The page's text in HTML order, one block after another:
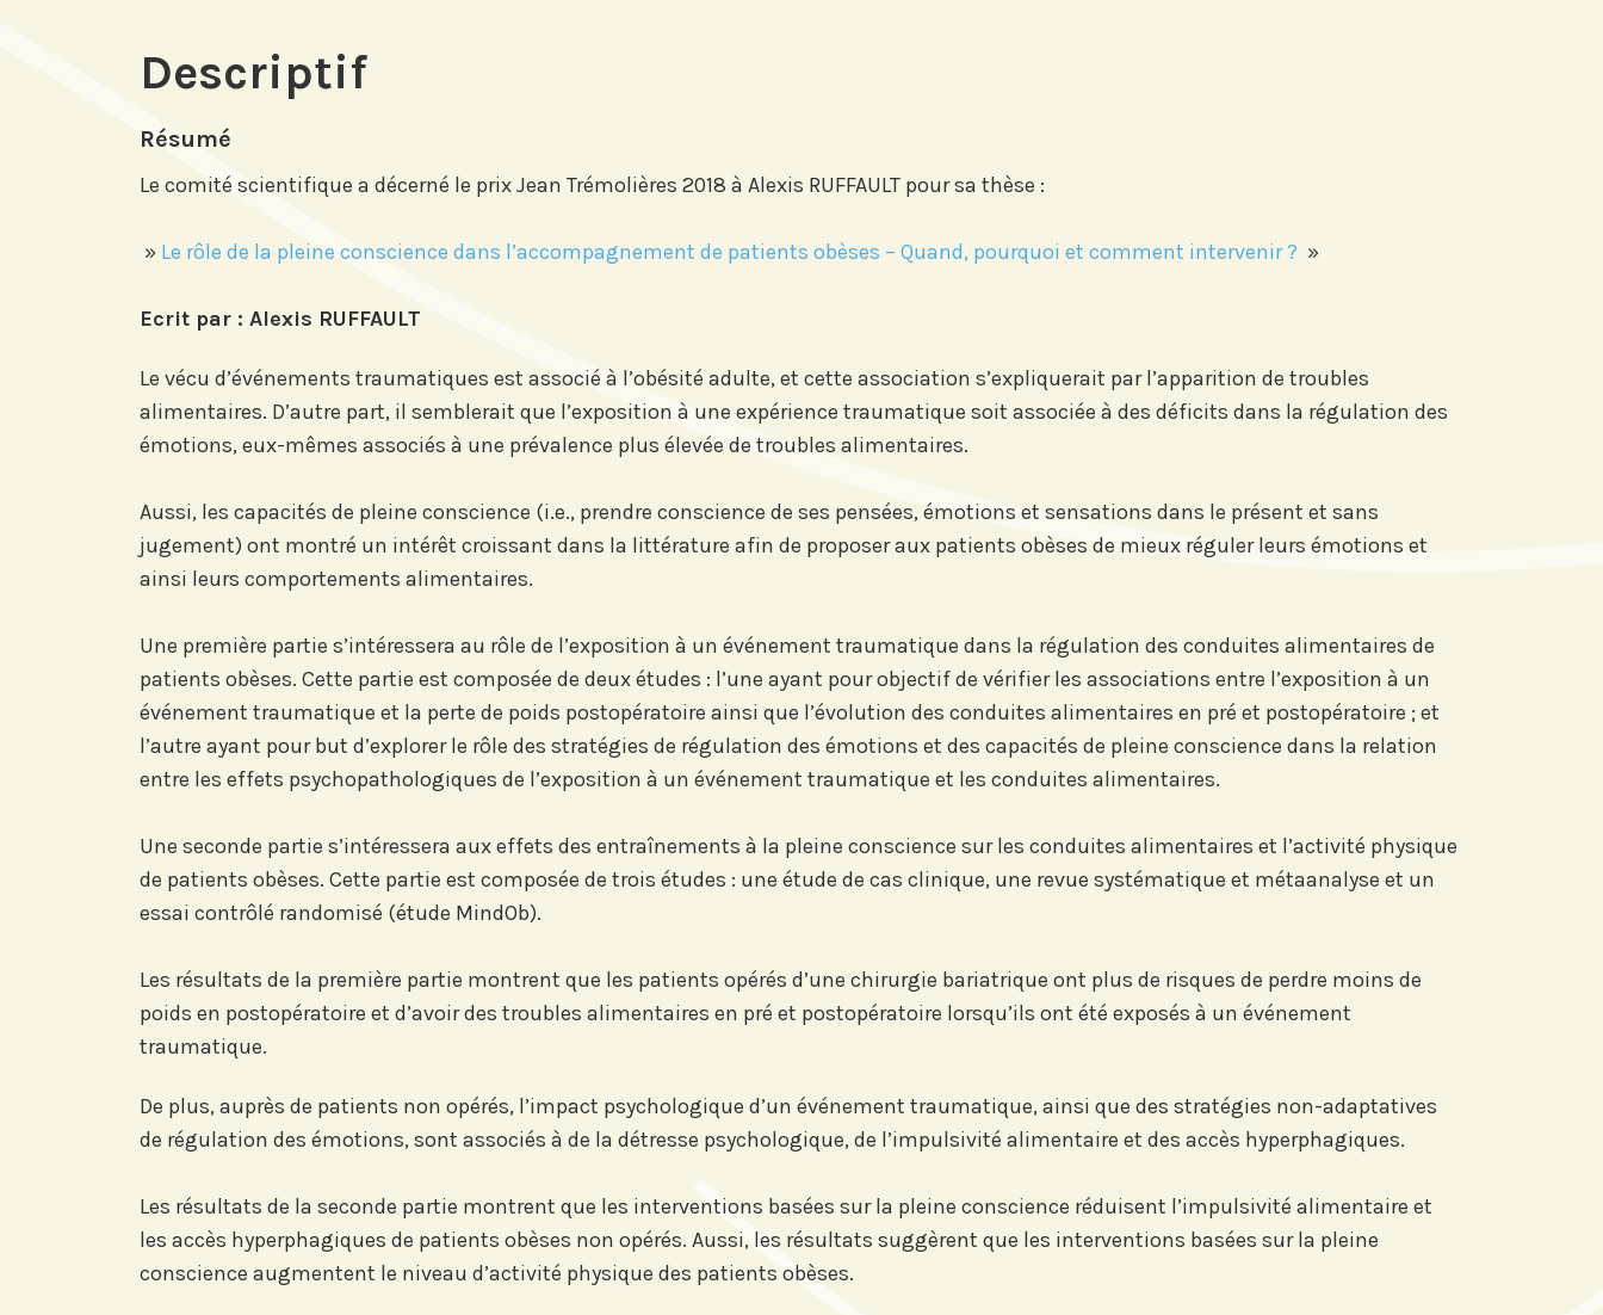
Descriptif
Résumé
Le comité scientifique a décerné le prix Jean Trémolières 2018 à Alexis RUFFAULT pour sa thèse :
» Le rôle de la pleine conscience dans l’accompagnement de patients obèses – Quand, pourquoi et comment intervenir ? »
Ecrit par : Alexis RUFFAULT
Le vécu d’événements traumatiques est associé à l’obésité adulte, et cette association s’expliquerait par l’apparition de troubles
alimentaires. D’autre part, il semblerait que l’exposition à une expérience traumatique soit associée à des déficits dans la régulation des
émotions, eux-mêmes associés à une prévalence plus élevée de troubles alimentaires.
Aussi, les capacités de pleine conscience (i.e., prendre conscience de ses pensées, émotions et sensations dans le présent et sans
jugement) ont montré un intérêt croissant dans la littérature afin de proposer aux patients obèses de mieux réguler leurs émotions et
ainsi leurs comportements alimentaires.
Une première partie s’intéressera au rôle de l’exposition à un événement traumatique dans la régulation des conduites alimentaires de
patients obèses. Cette partie est composée de deux études : l’une ayant pour objectif de vérifier les associations entre l’exposition à un
événement traumatique et la perte de poids postopératoire ainsi que l’évolution des conduites alimentaires en pré et postopératoire ; et
l’autre ayant pour but d’explorer le rôle des stratégies de régulation des émotions et des capacités de pleine conscience dans la relation
entre les effets psychopathologiques de l’exposition à un événement traumatique et les conduites alimentaires.
Une seconde partie s’intéressera aux effets des entraînements à la pleine conscience sur les conduites alimentaires et l’activité physique
de patients obèses. Cette partie est composée de trois études : une étude de cas clinique, une revue systématique et métaanalyse et un
essai contrôlé randomisé (étude MindOb).
Les résultats de la première partie montrent que les patients opérés d’une chirurgie bariatrique ont plus de risques de perdre moins de
poids en postopératoire et d’avoir des troubles alimentaires en pré et postopératoire lorsqu’ils ont été exposés à un événement
traumatique.
De plus, auprès de patients non opérés, l’impact psychologique d’un événement traumatique, ainsi que des stratégies non-adaptatives
de régulation des émotions, sont associés à de la détresse psychologique, de l’impulsivité alimentaire et des accès hyperphagiques.
Les résultats de la seconde partie montrent que les interventions basées sur la pleine conscience réduisent l’impulsivité alimentaire et
les accès hyperphagiques de patients obèses non opérés. Aussi, les résultats suggèrent que les interventions basées sur la pleine
conscience augmentent le niveau d’activité physique des patients obèses.
Abonnez-vous à notre
compte LinkedIn pour suivre
et les avancées de l'Institut.
Abonnez-vous sur
Si vous préférez suivre notre actu par mail,
recevez nos newsletters en fonction de vos
Prix Projets de Recherche